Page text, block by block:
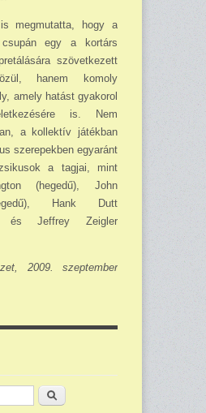
megmutatta, hogy a
egy a kortárs
szövetkezett
hanem komoly
amely hatást gyakorol
is. Nem
a kollektív játékban
sze­repekben egyaránt
a tagjai, mint
(hegedű), John
Hank Dutt
és Jeffrey Zeigler
2009. szeptember
Keresés